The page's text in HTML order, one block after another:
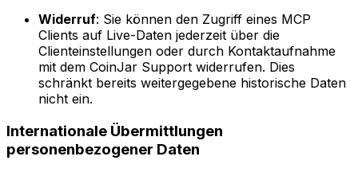
Widerruf: Sie können den Zugriff eines MCP
Clients auf Live-Daten jederzeit über die
Clienteinstellungen oder durch Kontaktaufnahme
mit dem CoinJar Support widerrufen. Dies
schränkt bereits weitergegebene historische Daten
nicht ein.
Internationale Übermittlungen
personenbezogener Daten